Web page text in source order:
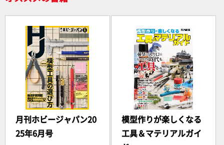
月刊ホビージャパン20
25年6月号
模型作りが楽しくなる
工具＆マテリアルガイ